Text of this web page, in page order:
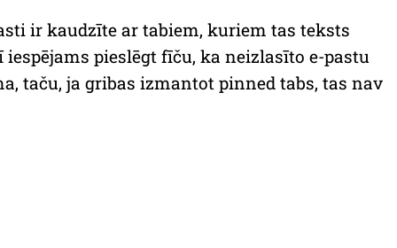
ir kaudzīte ar tabiem, kuriem tas teksts
pieslēgt fīču, ka neizlasīto e-pastu
taču, ja gribas izmantot pinned tabs, tas nav